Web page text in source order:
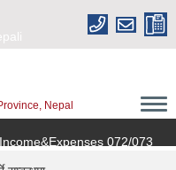
Nepal
072/073